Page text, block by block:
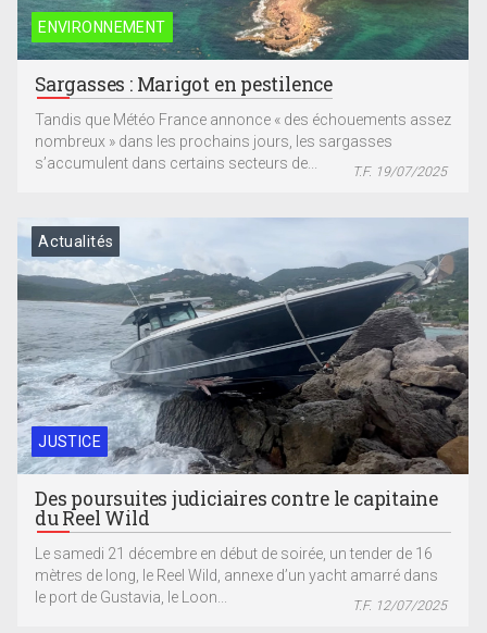
ENVIRONNEMENT
Sargasses : Marigot en pestilence
Tandis que Météo France annonce « des échouements assez
nombreux » dans les prochains jours, les sargasses
s’accumulent dans certains secteurs de...
T.F. 19/07/2025
JUSTICE
Actualités
Des poursuites judiciaires contre le capitaine
du Reel Wild
Le samedi 21 décembre en début de soirée, un tender de 16
mètres de long, le Reel Wild, annexe d’un yacht amarré dans
le port de Gustavia, le Loon...
T.F. 12/07/2025